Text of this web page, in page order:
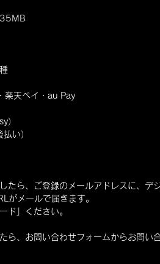
35MB
楽天ペイ・au Pay
）
い）
たら、ご登録のメールアドレスに、デ
がメールで届きます。
ド」ください。
ら、お問い合わせフォームからお問い